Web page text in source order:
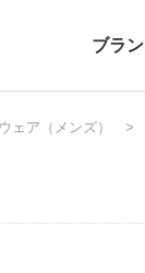
ブラ
転車パーツ
プレスリリース
ェア（メンズ）